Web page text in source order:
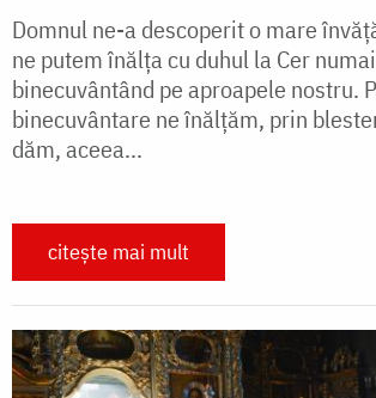
Domnul ne-a descoperit o mare
ne putem înălța cu duhul la Cer
binecuvântând pe aproapele nostru.
binecuvântare ne înălțăm, prin
dăm, aceea...
citește mai mult